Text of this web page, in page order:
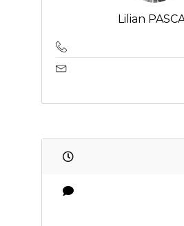
Lilian